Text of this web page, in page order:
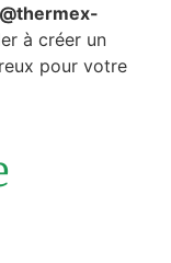
à créer un
pour votre